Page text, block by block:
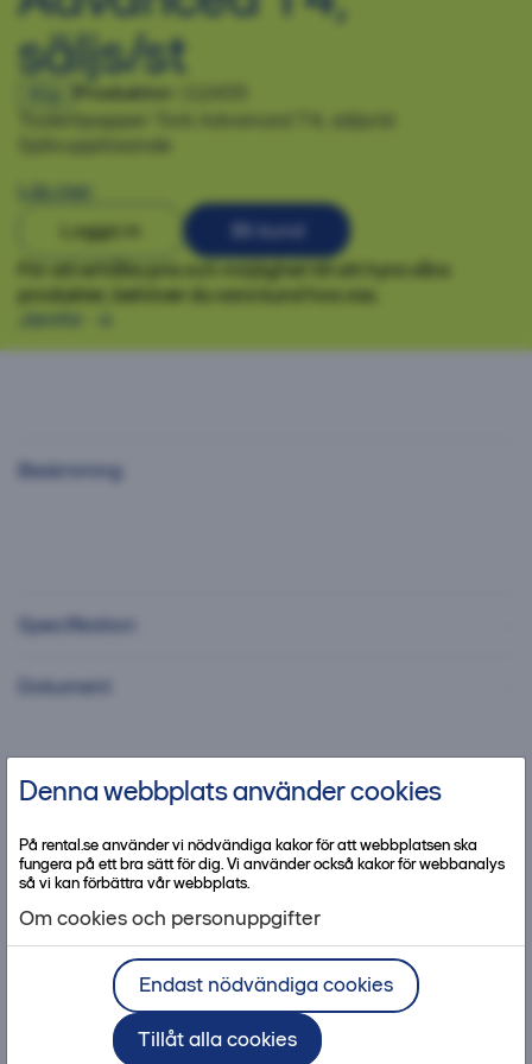
Denna webbplats använder cookies
På rental.se använder vi nödvändiga kakor för att webbplatsen ska
fungera på ett bra sätt för dig. Vi använder också kakor för webbanalys
så vi kan förbättra vår webbplats.
Om cookies och personuppgifter
Endast nödvändiga cookies
Tillåt alla cookies
säljs/st
Produktnr:
Toalettpapper Tork Advanced T4, säljs/st
Självupplösande
Läs mer
Logga in
Bli kund
För att erhålla pris och möjlighet till att hyra våra
produkter, behöver du vara kund hos oss.
Beskrivning
Specifikation
Dokument
Kontakta kundcenter
Bra att ha med produkten
Tillbehör